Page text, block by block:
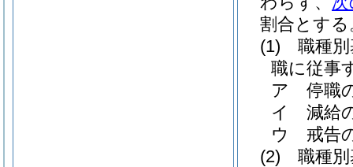
割合とする
(1)
職種
職に従事
ア
停職
イ
減給
ウ
戒告
(2)
職種